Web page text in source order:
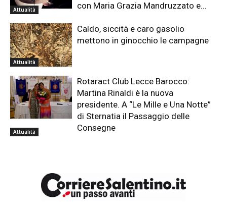
Attualità
con Maria Grazia Mandruzzato e...
Attualità
Caldo, siccità e caro gasolio
mettono in ginocchio le campagne
Attualità
Rotaract Club Lecce Barocco:
Martina Rinaldi è la nuova
presidente. A “Le Mille e Una Notte”
di Sternatia il Passaggio delle
Consegne